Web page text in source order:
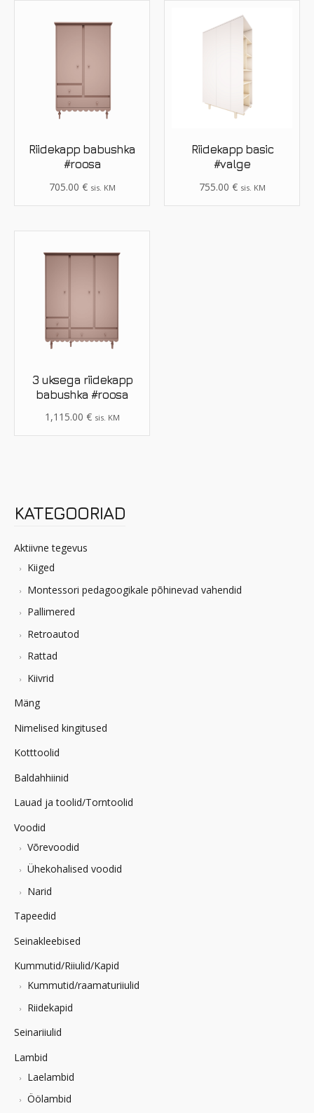
KATEGOORIAD
Aktiivne tegevus
Kiiged
Montessori pedagoogikale põhinevad vahendid
Pallimered
Retroautod
Rattad
Kiivrid
Mäng
Nimelised kingitused
Kotttoolid
Baldahhiinid
Lauad ja toolid/Torntoolid
Voodid
Võrevoodid
Ühekohalised voodid
Narid
Tapeedid
Seinakleebised
Kummutid/Riiulid/Kapid
Kummutid/raamaturiiulid
Riidekapid
Seinariiulid
Lambid
Laelambid
Öölambid
Riidekapp babushka
#roosa
705.00 € sis. KM
Riidekapp basic
#valge
755.00 € sis. KM
3 uksega riidekapp
babushka #roosa
1,115.00 € sis. KM